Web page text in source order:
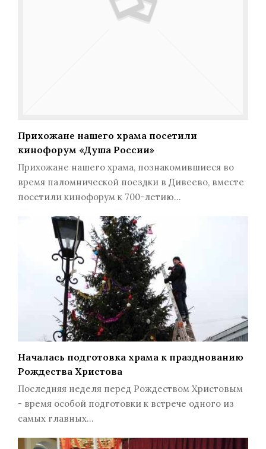
Прихожане нашего храма посетили
кинофорум «Душа России»
Прихожане нашего храма, познакомившиеся во
время паломнической поездки в Дивеево, вместе
посетили кинофорум к 700-летию…
Началась подготовка храма к празднованию
Рождества Христова
Последняя неделя перед Рождеством Христовым
- время особой подготовки к встрече одного из
самых главных…